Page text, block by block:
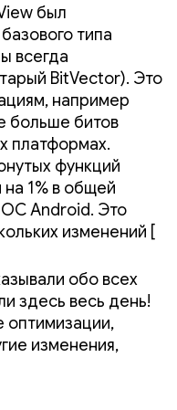
был
типа
всегда
BitVector). Это
например
больше битов
платформах.
функций
1% в общей
ОС Android. Это
изменений [
обо всех
здесь весь день!
оптимизации,
изменения,